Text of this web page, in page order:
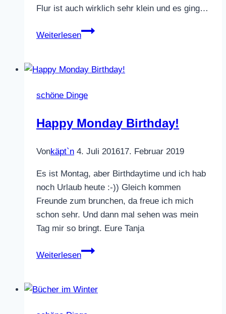
Flur ist auch wirklich sehr klein und es ging…
Weiterlesen
Mini-
Teil
schöne Dinge
Happy Monday Birthday!
Vonkäpt`n 4. Juli 201617. Februar 2019
Es ist Montag, aber Birthdaytime und ich hab
noch Urlaub heute :-)) Gleich kommen
Freunde zum brunchen, da freue ich mich
schon sehr. Und dann mal sehen was mein
Tag mir so bringt. Eure Tanja
Weiterlesen
Happy